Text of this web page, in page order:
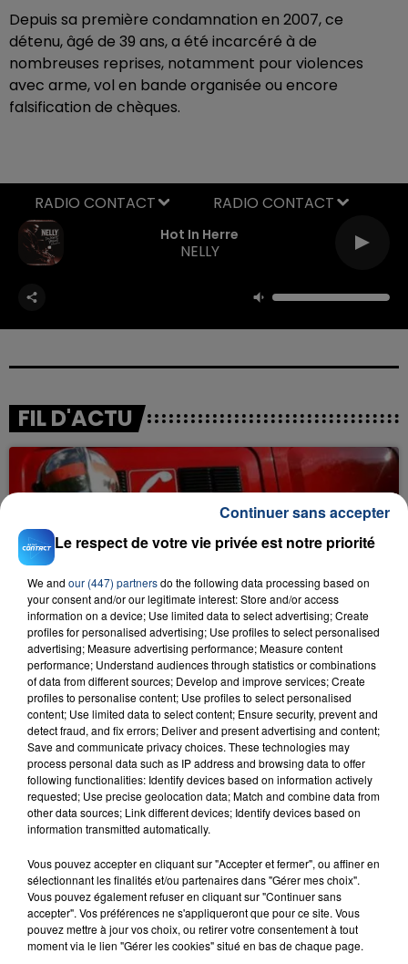
Depuis sa première condamnation en 2007, ce
détenu, âgé de 39 ans, a été incarcéré à de
nombreuses reprises, notamment pour violences
avec arme, vol en bande organisée ou encore
falsification de chèques.
Hot In Herre
NELLY
RADIO CONTACT
FIL D'ACTU
23 juillet 2026
INCENDIE MORTEL À LENS : UNE FEMME ET
SON BÉBÉ ENTRE LA VIE ET LA...
Un homme s'est immolé par le feu après avoir
aspergé sa compagne et leur bébé de trois mois
d'un liquide inflammable.
20 juillet 2026
UNE ADOLESCENTE DEVANT SE FAIRE
OPÉRER DE LA CHEVILLE RESSORT DE LA...
La famille a porté plainte contre la clinique qui a
reconnu sa responsabilité et présenté ses
excuses.
TITRES DIFFUSÉS
Le respect de votre vie privée est notre priorité
We and our (447) partnersdo the following data processing based on
your consent and/or our legitimate interest: Store and/or access
information on a device; Use limited data to select advertising; Create
profiles for personalised advertising; Use profiles to select personalised
advertising; Measure advertising performance; Measure content
performance; Understand audiences through statistics or combinations
of data from different sources; Develop and improve services; Create
profiles to personalise content; Use profiles to select personalised
content; Use limited data to select content; Ensure security, prevent and
detect fraud, and fix errors; Deliver and present advertising and content;
Save and communicate privacy choices. These technologies may
process personal data such as IP address and browsing data to offer
following functionalities: Identify devices based on information actively
requested; Use precise geolocation data; Match and combine data from
other data sources; Link different devices; Identify devices based on
information transmitted automatically.
Vous pouvez accepter en cliquant sur "Accepter et fermer", ou affiner en
sélectionnant les finalités et/ou partenaires dans "Gérer mes choix".
Vous pouvez également refuser en cliquant sur "Continuer sans
accepter". Vos préférences ne s'appliqueront que pour ce site. Vous
pouvez mettre à jour vos choix, ou retirer votre consentement à tout
moment via le lien "Gérer les cookies" situé en bas de chaque page.
Continuer sans accepter